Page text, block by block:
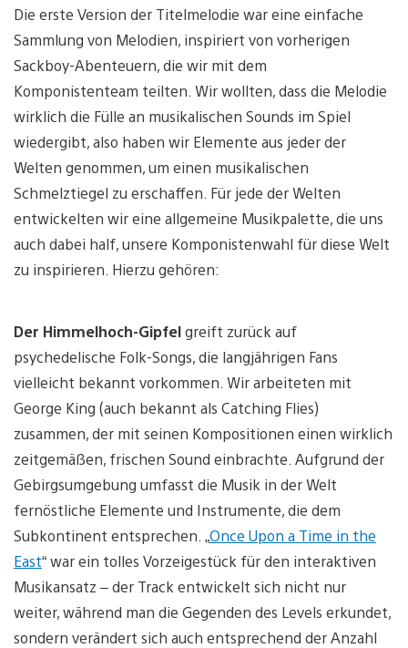
Die erste Version der Titelmelodie war eine einfache
Sammlung von Melodien, inspiriert von vorherigen
Sackboy-Abenteuern, die wir mit dem
Komponistenteam teilten. Wir wollten, dass die Melodie
wirklich die Fülle an musikalischen Sounds im Spiel
wiedergibt, also haben wir Elemente aus jeder der
Welten genommen, um einen musikalischen
Schmelztiegel zu erschaffen. Für jede der Welten
entwickelten wir eine allgemeine Musikpalette, die uns
auch dabei half, unsere Komponistenwahl für diese Welt
zu inspirieren. Hierzu gehören:
Der Himmelhoch-Gipfelgreift zurück auf
psychedelische Folk-Songs, die langjährigen Fans
vielleicht bekannt vorkommen. Wir arbeiteten mit
George King (auch bekannt als Catching Flies)
zusammen, der mit seinen Kompositionen einen wirklich
zeitgemäßen, frischen Sound einbrachte. Aufgrund der
Gebirgsumgebung umfasst die Musik in der Welt
fernöstliche Elemente und Instrumente, die dem
Subkontinent entsprechen. „Once Upon a Time in the
East“ war ein tolles Vorzeigestück für den interaktiven
Musikansatz – der Track entwickelt sich nicht nur
weiter, während man die Gegenden des Levels erkundet,
sondern verändert sich auch entsprechend der Anzahl